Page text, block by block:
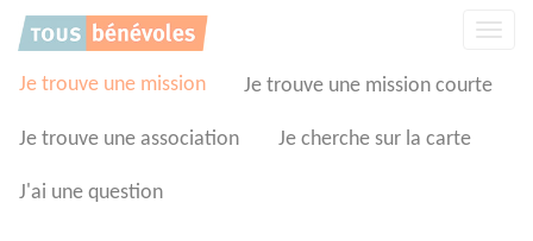
Je trouve une mission Je trouve une mission courte
Je trouve une association Je cherche sur la carte
J'ai une question
Panneau de gestion des cookies